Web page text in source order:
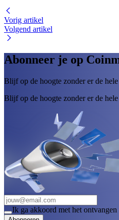
Vorig artikel
Volgend artikel
Abonneer je op
Blijf op de hoogte zonder er de
Blijf op de hoogte zonder er de
Ik ga akkoord met het